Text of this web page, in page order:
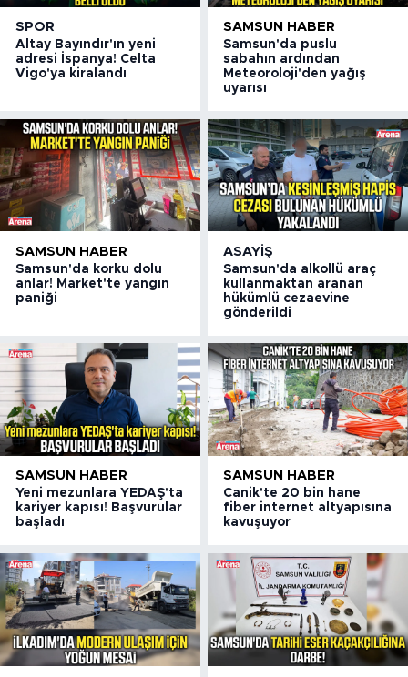
SPOR
Altay Bayındır'ın yeni
adresi İspanya! Celta
Vigo'ya kiralandı
SAMSUN HABER
Samsun'da puslu
sabahın ardından
Meteoroloji'den yağış
uyarısı
SAMSUN HABER
Samsun'da korku dolu
anlar! Market'te yangın
paniği
ASAYIŞ
Samsun'da alkollü araç
kullanmaktan aranan
hükümlü cezaevine
gönderildi
SAMSUN HABER
Yeni mezunlara YEDAŞ'ta
kariyer kapısı! Başvurular
başladı
SAMSUN HABER
Canik'te 20 bin hane
fiber internet altyapısına
kavuşuyor